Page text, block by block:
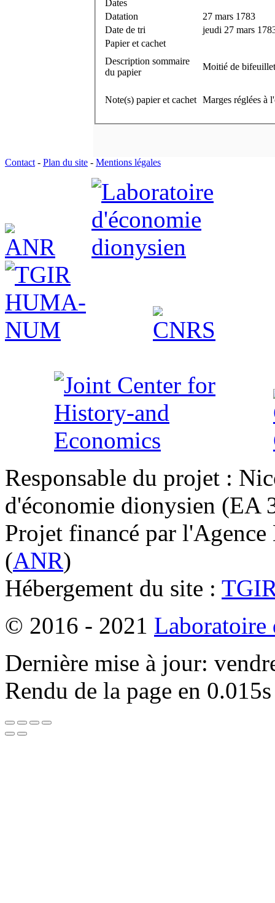
Dates
Datation
27 mars 1783
Date de tri
jeudi 27 mars
Papier et cachet
Description sommaire
du papier
Moitié de
Note(s) papier et cachet Marges réglées à
Contact - Plan du site - Mentions légales
Responsable du projet :
d'économie dionysien
Projet financé par l'Agence
(ANR)
Hébergement du site :
© 2016 - 2021 Laboratoire
Dernière mise à jour:
Rendu de la page en 0.015s